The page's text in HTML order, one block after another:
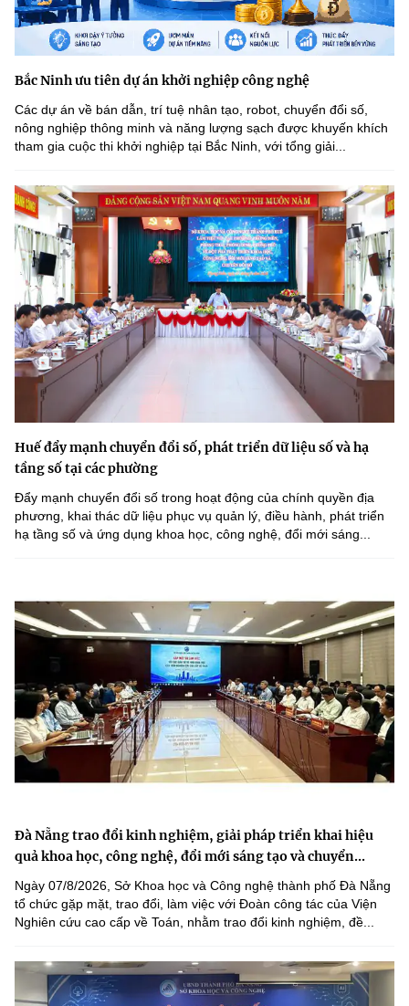
Bắc Ninh ưu tiên dự án khởi nghiệp công nghệ
Các dự án về bán dẫn, trí tuệ nhân tạo, robot, chuyển đổi số,
nông nghiệp thông minh và năng lượng sạch được khuyến khích
tham gia cuộc thi khởi nghiệp tại Bắc Ninh, với tổng giải...
Huế đẩy mạnh chuyển đổi số, phát triển dữ liệu số và hạ
tầng số tại các phường
Đẩy mạnh chuyển đổi số trong hoạt động của chính quyền địa
phương, khai thác dữ liệu phục vụ quản lý, điều hành, phát triển
hạ tầng số và ứng dụng khoa học, công nghệ, đổi mới sáng...
Đà Nẵng trao đổi kinh nghiệm, giải pháp triển khai hiệu
quả khoa học, công nghệ, đổi mới sáng tạo và chuyển...
Ngày 07/8/2026, Sở Khoa học và Công nghệ thành phố Đà Nẵng
tổ chức gặp mặt, trao đổi, làm việc với Đoàn công tác của Viện
Nghiên cứu cao cấp về Toán, nhằm trao đổi kinh nghiệm, đề...